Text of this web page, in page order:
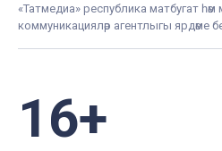
«Татмедиа» республика матбугат һәм
коммуникацияләр агентлыгы ярдәме
16+